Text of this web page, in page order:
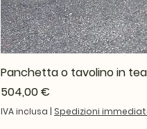
Panchetta o tavolino in
Prezzo
504,00 €
IVA inclusa | Spedizioni